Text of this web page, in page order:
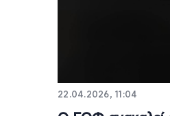
22.04.2026, 11:04